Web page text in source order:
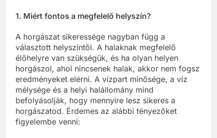
1. Miért fontos a megfelelő helyszín?
A horgászat sikeressége nagyban függ a
választott helyszíntől. A halaknak megfelelő
élőhelyre van szükségük, és ha olyan helyen
horgászol, ahol nincsenek halak, akkor nem fogsz
eredményeket elérni. A vízpart minősége, a víz
mélysége és a helyi halállomány mind
befolyásolják, hogy mennyire lesz sikeres a
horgászatod. Érdemes az alábbi tényezőket
figyelembe venni: